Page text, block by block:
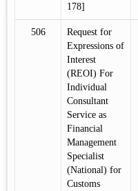
178]
506
Request for
Expressions of
Interest
(REOI) For
Individual
Consultant
Service as
Financial
Management
Specialist
(National) for
Customs